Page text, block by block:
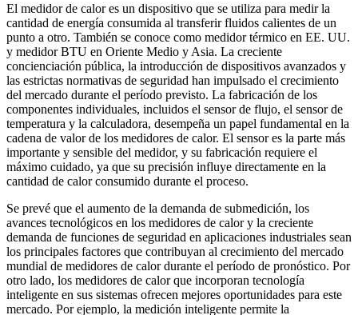
El medidor de calor es un dispositivo que se utiliza para medir la
cantidad de energía consumida al transferir fluidos calientes de un
punto a otro. También se conoce como medidor térmico en EE. UU.
y medidor BTU en Oriente Medio y Asia. La creciente
concienciación pública, la introducción de dispositivos avanzados y
las estrictas normativas de seguridad han impulsado el crecimiento
del mercado durante el período previsto. La fabricación de los
componentes individuales, incluidos el sensor de flujo, el sensor de
temperatura y la calculadora, desempeña un papel fundamental en la
cadena de valor de los medidores de calor. El sensor es la parte más
importante y sensible del medidor, y su fabricación requiere el
máximo cuidado, ya que su precisión influye directamente en la
cantidad de calor consumido durante el proceso.
Se prevé que el aumento de la demanda de submedición, los
avances tecnológicos en los medidores de calor y la creciente
demanda de funciones de seguridad en aplicaciones industriales sean
los principales factores que contribuyan al crecimiento del mercado
mundial de medidores de calor durante el período de pronóstico. Por
otro lado, los medidores de calor que incorporan tecnología
inteligente en sus sistemas ofrecen mejores oportunidades para este
mercado. Por ejemplo, la medición inteligente permite la